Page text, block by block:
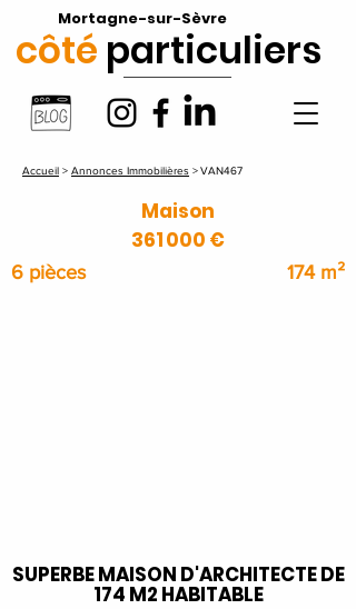
Mortagne-sur-Sèvre
côté particuliers
Accueil > Annonces Immobilières >VAN467
Maison
361 000 €
6 pièces 174 m²
SUPERBE MAISON D'ARCHITECTE DE
174 M2 HABITABLE